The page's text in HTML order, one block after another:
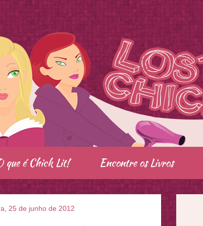
que é Chick Lit! Encontre os Livros
25 de junho de 2012